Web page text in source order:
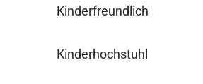
Kinderfreundlich
Kinderhochstuhl